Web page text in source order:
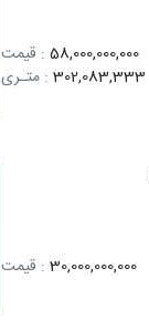
58,000,000,000 : قیمت
302,083,333 : متـری
30,000,000,000 : قیمت